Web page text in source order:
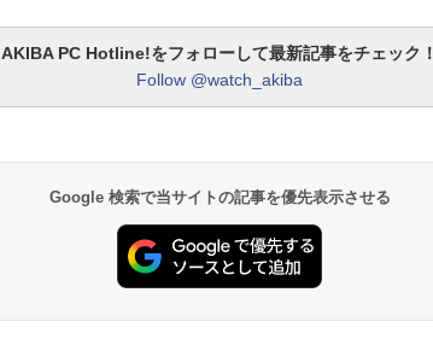
AKIBA PC Hotline!をフォローして最新記事をチェック！
Follow @watch_akiba
Google 検索で当サイトの記事を優先表示させる